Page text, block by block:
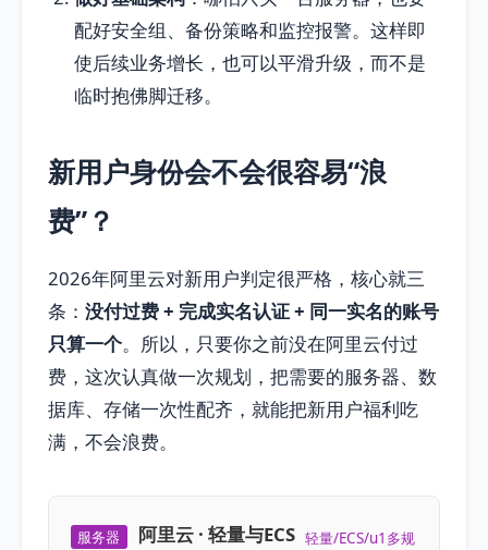
配好安全组、备份策略和监控报警。这样即
使后续业务增长，也可以平滑升级，而不是
临时抱佛脚迁移。
新用户身份会不会很容易“浪
费”？
2026年阿里云对新用户判定很严格，核心就三
条： 没付过费 + 完成实名认证 + 同一实名的账号
只算一个。所以，只要你之前没在阿里云付过
费，这次认真做一次规划，把需要的服务器、数
据库、存储一次性配齐，就能把新用户福利吃
满，不会浪费。
服务器
阿里云 · 轻量与ECS 轻量/ECS/u1多规